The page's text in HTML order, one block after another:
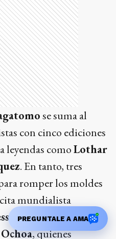
se suma al
con cinco ediciones
leyendas comoLothar
. En tanto, tres
romper los moldes
mundialista
Cristiano
, quienes
PREGUNTALE A AMA